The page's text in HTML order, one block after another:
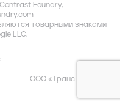
Foundry,
товарными знаками
LLC.
ООО «Транс-Миссия»